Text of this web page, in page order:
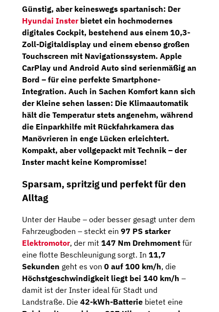
Günstig, aber keineswegs spartanisch: Der
Hyundai Insterbietet ein hochmodernes
digitales Cockpit, bestehend aus einem 10,3-
Zoll-Digitaldisplay und einem ebenso großen
Touchscreen mit Navigationssystem. Apple
CarPlay und Android Auto sind serienmäßig an
Bord – für eine perfekte Smartphone-
Integration. Auch in Sachen Komfort kann sich
der Kleine sehen lassen: Die Klimaautomatik
hält die Temperatur stets angenehm, während
die Einparkhilfe mit Rückfahrkamera das
Manövrieren in enge Lücken erleichtert.
Kompakt, aber vollgepackt mit Technik – der
Inster macht keine Kompromisse!
Sparsam, spritzig und perfekt für den
Alltag
Unter der Haube – oder besser gesagt unter dem
Fahrzeugboden – steckt ein 97 PS starker
Elektromotor, der mit 147 Nm Drehmoment für
eine flotte Beschleunigung sorgt. In 11,7
Sekunden geht es von 0 auf 100 km/h, die
Höchstgeschwindigkeit liegt bei 140 km/h –
damit ist der Inster ideal für Stadt und
Landstraße. Die 42-kWh-Batterie bietet eine